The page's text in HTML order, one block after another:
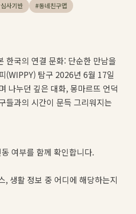
사기반 #동네친구앱
한국의 연결 문화: 단순한 만남을
(WIPPY) 탐구 2026년 6월 17일
나누던 깊은 대화, 몽마르뜨 언덕
들과의 시간이 문득 그리워지는
여부를 함께 확인합니다.
, 생활 정보 중 어디에 해당하는지